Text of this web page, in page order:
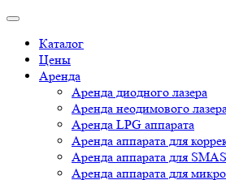
Каталог
Цены
Аренда
Аренда диодного лазера
Аренда неодимового
Аренда LPG аппарата
Аренда аппарата для
Аренда аппарата для
Аренда аппарата для